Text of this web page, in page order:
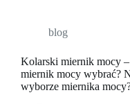
blog
Kolarski miernik mocy
miernik mocy wybrać?
wyborze miernika